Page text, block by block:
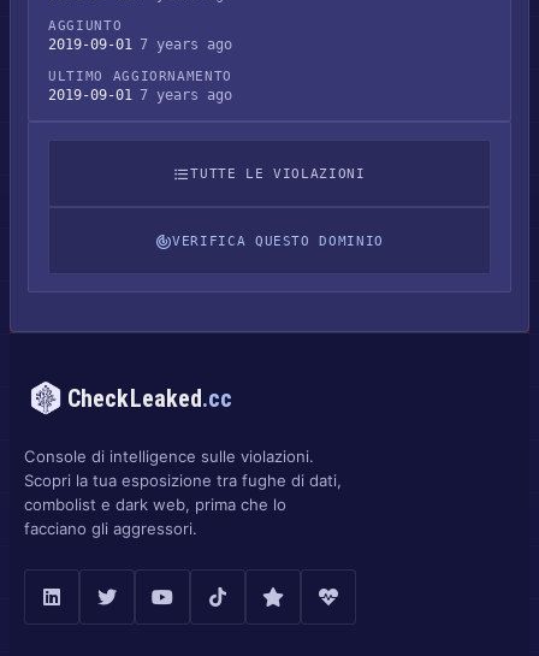
AGGIUNTO
2019-09-01 7 years ago
ULTIMO AGGIORNAMENTO
2019-09-01 7 years ago
TUTTE LE VIOLAZIONI
VERIFICA QUESTO DOMINIO
CheckLeaked.cc
Console di intelligence sulle violazioni.
Scopri la tua esposizione tra fughe di dati,
combolist e dark web, prima che lo
facciano gli aggressori.